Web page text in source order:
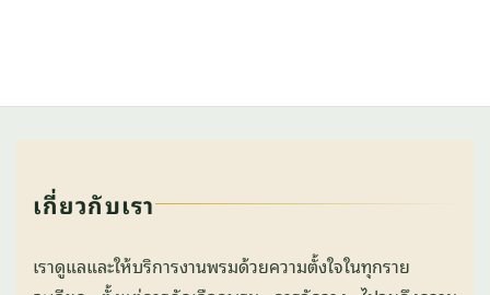
เกี่ยวกับเรา
เราดูแลและให้บริการงานพรมด้วยความตั้งใจในทุกราย